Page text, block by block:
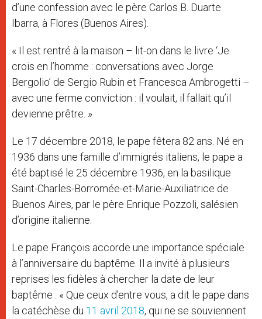
d’une confession avec le père Carlos B. Duarte
Ibarra, à Flores (Buenos Aires).
« Il est rentré à la maison – lit-on dans le livre ‘Je
crois en l’homme : conversations avec Jorge
Bergolio’ de Sergio Rubin et Francesca Ambrogetti –
avec une ferme conviction : il voulait, il fallait qu’il
devienne prêtre. »
Le 17 décembre 2018, le pape fêtera 82 ans. Né en
1936 dans une famille d’immigrés italiens, le pape a
été baptisé le 25 décembre 1936, en la basilique
Saint-Charles-Borromée-et-Marie-Auxiliatrice de
Buenos Aires, par le père Enrique Pozzoli, salésien
d’origine italienne.
Le pape François accorde une importance spéciale
à l’anniversaire du baptême. Il a invité à plusieurs
reprises les fidèles à chercher la date de leur
baptême : « Que ceux d’entre vous, a dit le pape dans
la catéchèse du 11 avril 2018, qui ne se souviennent